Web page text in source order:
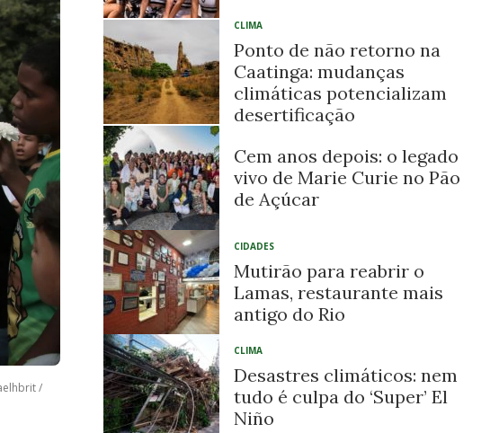
/
CLIMA
Ponto de não retorno na
Caatinga: mudanças
climáticas potencializam
desertificação
Cem anos depois: o legado
vivo de Marie Curie no Pão
de Açúcar
CIDADES
Mutirão para reabrir o
Lamas, restaurante mais
antigo do Rio
CLIMA
Desastres climáticos: nem
tudo é culpa do ‘Super’ El
Niño